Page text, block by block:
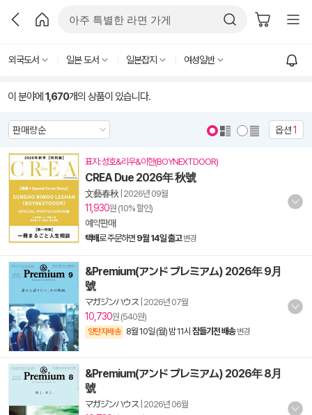
외국도서 일본 도서 일본잡지 여성일반
이 분야에 1,670개의 상품이 있습니다.
옵션1
표지: 성호&리우&이한(BOYNEXTDOOR)
CREA Due 2026年 秋號
文藝春秋 2026년 09월
11,930원 (10% 할인)
예약판매
택배로 주문하면 9월 14일 출고 변경
&Premium(アンド プレミアム) 2026年 9月
號
マガジンハウス 2026년 07월
10,730원 (540원)
양탄자배송 8월 10일 (월) 밤 11시 잠들기전 배송 변경
&Premium(アンド プレミアム) 2026年 8月
號
マガジンハウス 2026년 06월